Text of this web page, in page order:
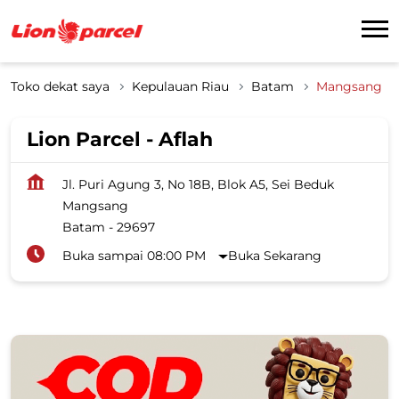
Toko dekat saya Kepulauan Riau Batam Mangsang
Lion Parcel - Aflah
Jl. Puri Agung 3, No 18B, Blok A5, Sei Beduk
Mangsang
Batam - 29697
Buka sampai 08:00 PM
Buka Sekarang